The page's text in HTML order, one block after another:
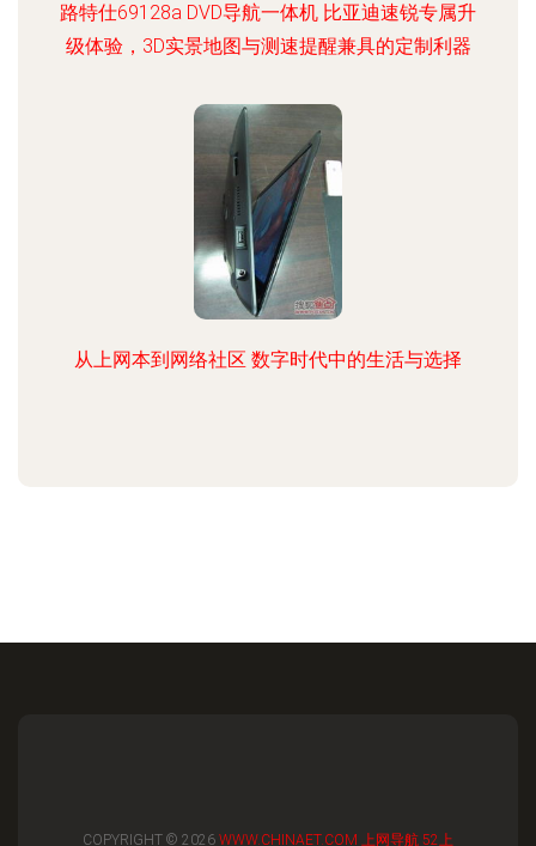
路特仕69128a DVD导航一体机 比亚迪速锐专属升
级体验，3D实景地图与测速提醒兼具的定制利器
从上网本到网络社区 数字时代中的生活与选择
COPYRIGHT © 2026 WWW.CHINAET.COM 上网导航 52上